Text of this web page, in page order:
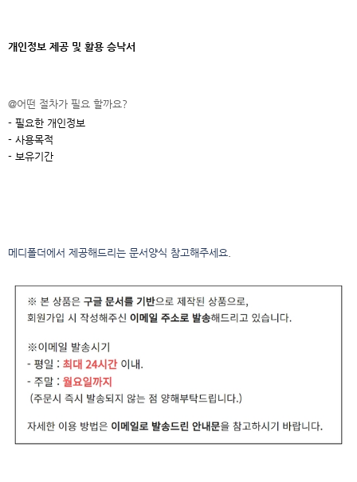
개인정보 제공 및 활용 승낙서
@어떤 절차가 필요 할까요?
- 필요한 개인정보
- 사용목적
- 보유기간
메디폴더에서 제공해드리는 문서양식 참고해주세요